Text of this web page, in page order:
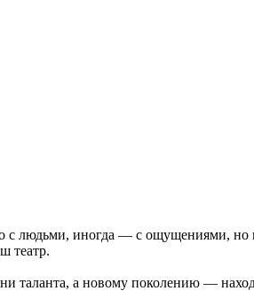
с людьми, иногда — с ощущениями, но
театр.
таланта, а новому поколению —